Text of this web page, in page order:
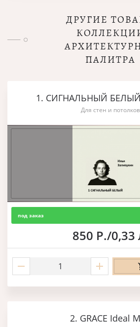
ДРУГИЕ
ПАЛИТРА
1. СИГНАЛЬНЫЙ БЕЛЫЙ
Для стен и потолков
под заказ
850 Р./0,33
2. GRACE Ideal